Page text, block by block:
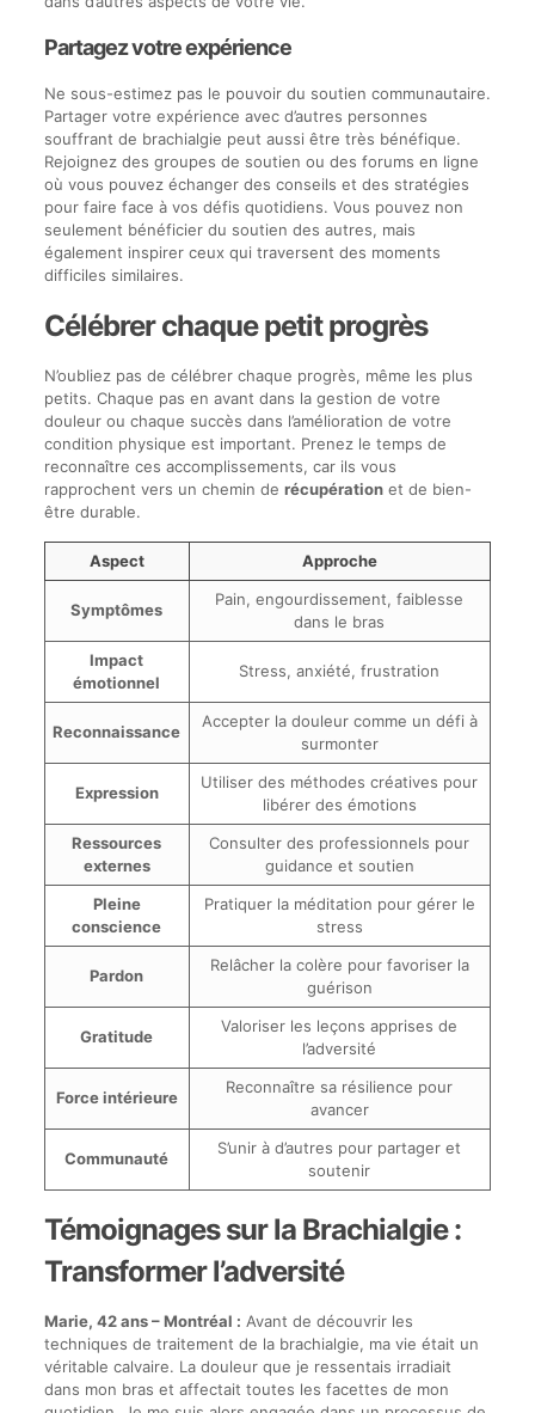
Partagez votre expérience
Ne sous-estimez pas le pouvoir du soutien communautaire.
Partager votre expérience avec d’autres personnes
souffrant de brachialgie peut aussi être très bénéfique.
Rejoignez des groupes de soutien ou des forums en ligne
où vous pouvez échanger des conseils et des stratégies
pour faire face à vos défis quotidiens. Vous pouvez non
seulement bénéficier du soutien des autres, mais
également inspirer ceux qui traversent des moments
difficiles similaires.
Célébrer chaque petit progrès
N’oubliez pas de célébrer chaque progrès, même les plus
petits. Chaque pas en avant dans la gestion de votre
douleur ou chaque succès dans l’amélioration de votre
condition physique est important. Prenez le temps de
reconnaître ces accomplissements, car ils vous
rapprochent vers un chemin de récupérationet de bien-
être durable.
Aspect Approche
Symptômes
Pain, engourdissement, faiblesse
dans le bras
Impact
émotionnel
Stress, anxiété, frustration
Reconnaissance
Accepter la douleur comme un défi à
surmonter
Expression
Utiliser des méthodes créatives pour
libérer des émotions
Ressources
externes
Consulter des professionnels pour
guidance et soutien
Pleine
conscience
Pratiquer la méditation pour gérer le
stress
Pardon
Relâcher la colère pour favoriser la
guérison
Gratitude
Valoriser les leçons apprises de
l’adversité
Force intérieure
Reconnaître sa résilience pour
avancer
Communauté
S’unir à d’autres pour partager et
soutenir
Témoignages sur la Brachialgie :
Transformer l’adversité
Marie, 42 ans – Montréal : Avant de découvrir les
techniques de traitement de la brachialgie, ma vie était un
véritable calvaire. La douleur que je ressentais irradiait
dans mon bras et affectait toutes les facettes de mon